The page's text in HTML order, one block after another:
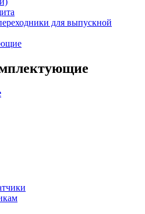
для выпускной